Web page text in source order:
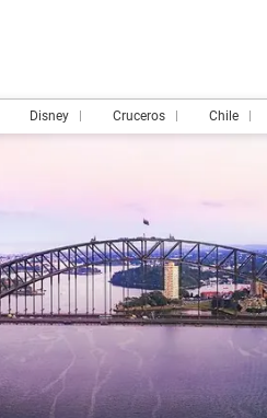
Disney Cruceros Chile